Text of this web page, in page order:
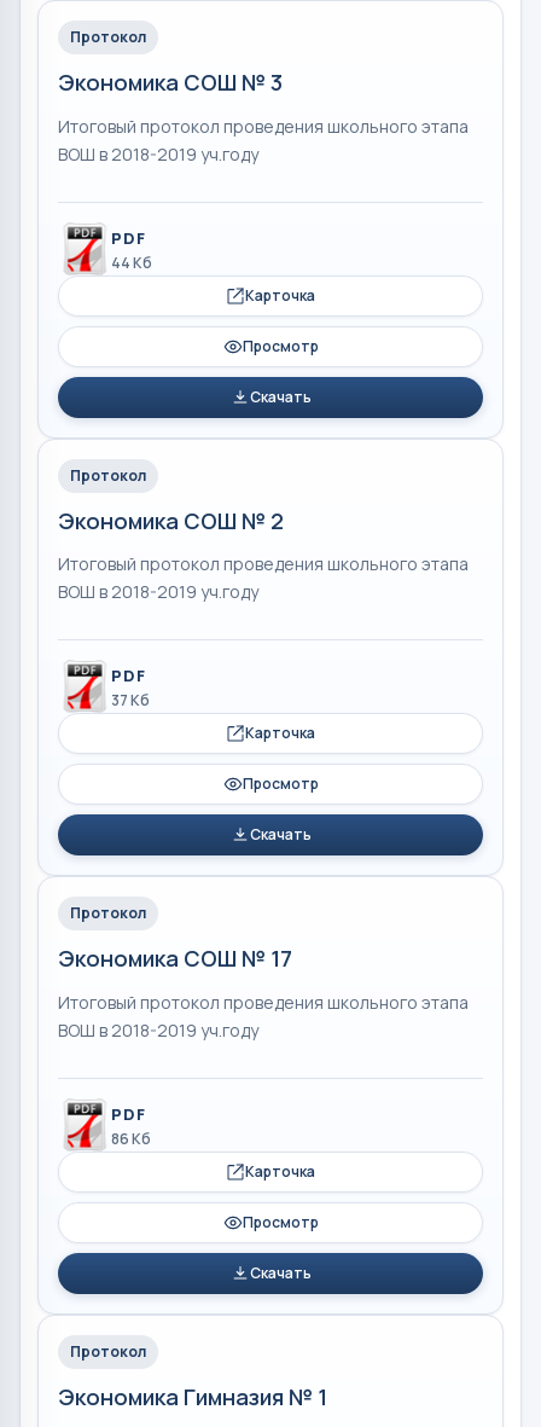
Протокол
Экономика СОШ № 3
Итоговый протокол проведения школьного этапа
ВОШ в 2018-2019 уч.году
PDF
44 Кб
Карточка
Просмотр
Скачать
Протокол
Экономика СОШ № 2
Итоговый протокол проведения школьного этапа
ВОШ в 2018-2019 уч.году
PDF
37 Кб
Карточка
Просмотр
Скачать
Протокол
Экономика СОШ № 17
Итоговый протокол проведения школьного этапа
ВОШ в 2018-2019 уч.году
PDF
86 Кб
Карточка
Просмотр
Скачать
Протокол
Экономика Гимназия № 1